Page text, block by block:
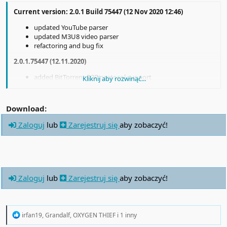
Current version: 2.0.1 Build 75447 (12 Nov 2020 12:46)
updated YouTube parser
updated M3U8 video parser
refactoring and bug fix
2.0.1.75447 (12.11.2020)
added BitTorrent P2P protocol support
added support some videos that are stored behind
authentication
updated video parser
updated playlist parser
fixed the software installer
fixed facebook video parser
fixed DASH-MPEG stream downloader
fixed table header RTL strings
fixed apache authorization
fixed queue download scheduler settings
Kliknij aby rozwinąć...
Download:
Zaloguj lub Zarejestruj się aby zobaczyć!
Zaloguj lub Zarejestruj się aby zobaczyć!
R
irfan19,Grandalf,OXYGEN THIEF i 1 inny